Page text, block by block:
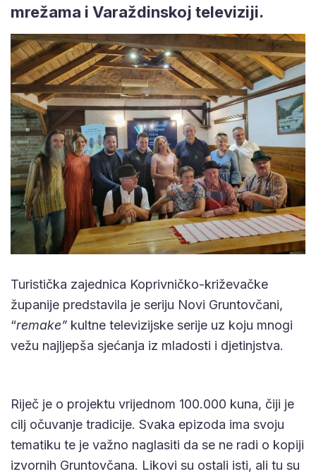
mrežama i Varaždinskoj televiziji.
Turistička zajednica Koprivničko-križevačke
županije predstavila je seriju Novi Gruntovčani,
“remake” kultne televizijske serije uz koju mnogi
vežu najljepša sjećanja iz mladosti i djetinjstva.
Riječ je o projektu vrijednom 100.000 kuna, čiji je
cilj očuvanje tradicije. Svaka epizoda ima svoju
tematiku te je važno naglasiti da se ne radi o kopiji
izvornih Gruntovčana. Likovi su ostali isti, ali tu su